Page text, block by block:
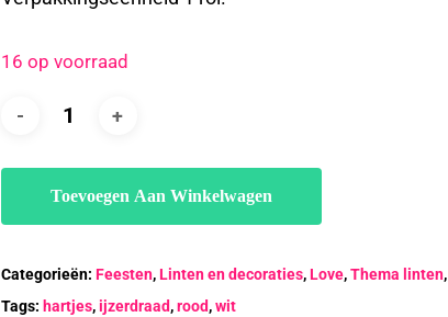
16 op voorraad
Toevoegen Aan Winkelwagen
Categorieën: Feesten,Linten en decoraties,Love,Thema linten,
Tags: hartjes,ijzerdraad,rood,wit